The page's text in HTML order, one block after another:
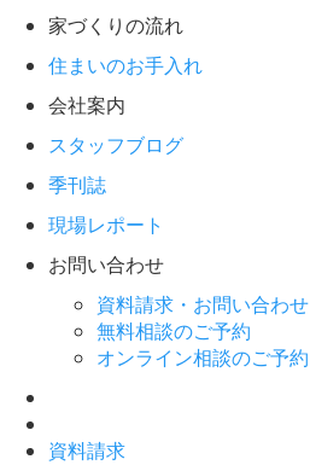
家づくりの流れ
住まいのお手入れ
会社案内
スタッフブログ
季刊誌
現場レポート
お問い合わせ
資料請求・お問い合わせ
無料相談のご予約
オンライン相談のご予約
資料請求